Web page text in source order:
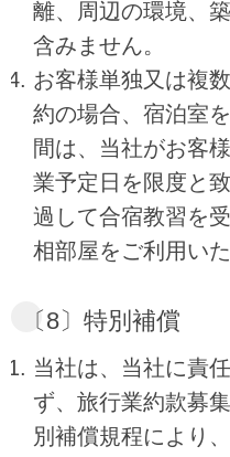
離、周辺の環境、
含みません。
お客様単独又は複
約の場合、宿泊室
間は、当社がお客
業予定日を限度と
過して合宿教習を
相部屋をご利用いた
〔8〕特別補償
当社は、当社に責
ず、旅行業約款募
別補償規程により